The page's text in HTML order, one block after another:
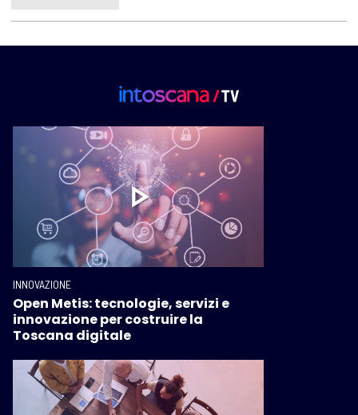
INNOVAZIONE
Open Metis: tecnologie, servizi e
innovazione per costruire la
Toscana digitale